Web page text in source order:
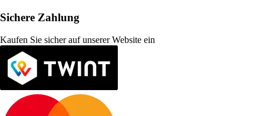
Sichere Zahlung
Kaufen Sie sicher auf unserer Website ein